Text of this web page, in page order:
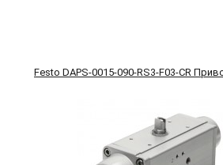
Festo DAPS-0015-090-RS3-F03-CR